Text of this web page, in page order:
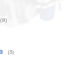
(8)
(3)